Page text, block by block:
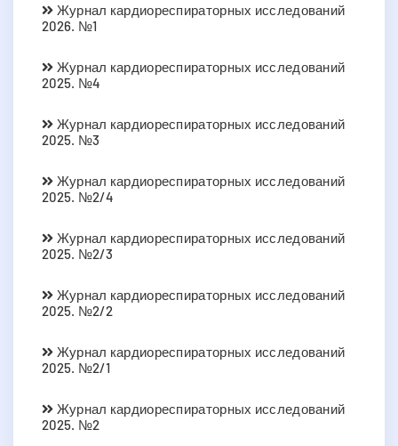
Журнал кардиореспираторных исследований
2026. №1
Журнал кардиореспираторных исследований
2025. №4
Журнал кардиореспираторных исследований
2025. №3
Журнал кардиореспираторных исследований
2025. №2/4
Журнал кардиореспираторных исследований
2025. №2/3
Журнал кардиореспираторных исследований
2025. №2/2
Журнал кардиореспираторных исследований
2025. №2/1
Журнал кардиореспираторных исследований
2025. №2